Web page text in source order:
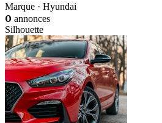
Marque · Hyundai
0 annonces
Silhouette